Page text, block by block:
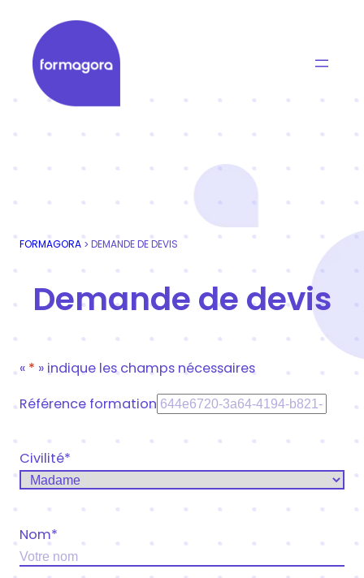
contenu
Formagora
Organisme de formation professionnelle |
FORMAGORA > DEMANDE DE DEVIS
Demande de devis
« * » indique les champs nécessaires
Référence formation
Civilité*
Nom*